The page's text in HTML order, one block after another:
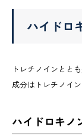
ハイドロ
トレチノインとと
成分はトレチノイ
ハイドロキノ